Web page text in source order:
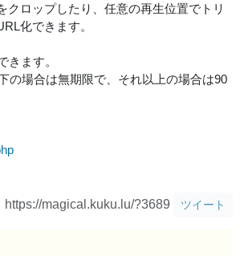
クロップしたり、任意の再生位置でトリ
化できます。
きます。
の場合は無期限で、それ以上の場合は90
https://magical.kuku.lu/?3689 ツイート